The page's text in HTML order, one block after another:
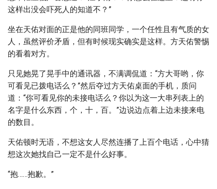
这样出没会吓死人的知道不？”
坐在天佑对面的正是他的同班同学，一个任性且有气质的女
人，虽然评价矛盾，但有时候现实确实是这样。方天佑警惕
的看着对方。
只见她晃了晃手中的通讯器，不满调侃道：“方大哥哟，你
可看见已拨电话么？”然后夺过方天佑桌面的手机，质问
道：“你可看见你的未接电话么？你以为这一大串列表上的
名字是什么东西，个，十，百。”边说边点着上边未接来电
的数目。
天佑顿时无语，不想这女人尽然连播了上百个电话，心中猜
想这次她找自己一定不是什么好事。
“抱……抱歉。”